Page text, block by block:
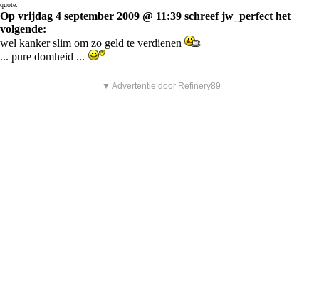
quote:
Op vrijdag 4 september 2009 @ 11:39 schreef jw_perfect het
volgende:
wel kanker slim om zo geld te verdienen
... pure domheid ...
▼ Advertentie door Refinery89